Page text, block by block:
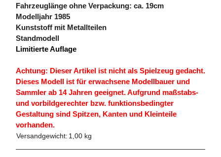
Fahrzeuglänge ohne Verpackung: ca. 19cm
Modelljahr 1985
Kunststoff mit Metallteilen
Standmodell
Limitierte Auflage
Achtung: Dieser Artikel ist nicht als Spielzeug gedacht.
Dieses Modell ist für erwachsene Modellbauer und
Sammler ab 14 Jahren geeignet. Aufgrund maßstabs-
und vorbildgerechter bzw. funktionsbedingter
Gestaltung sind Spitzen, Kanten und Kleinteile
vorhanden.
Versandgewicht: 1,00 kg